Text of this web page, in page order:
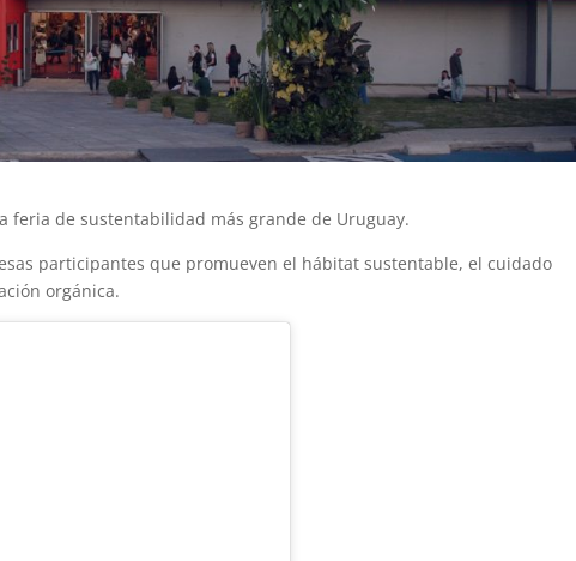
feria de sustentabilidad más grande de Uruguay.
participantes que promueven el hábitat sustentable, el cuidado
orgánica.